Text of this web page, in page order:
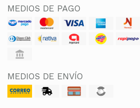
MEDIOS DE PAGO
MEDIOS DE ENVÍO